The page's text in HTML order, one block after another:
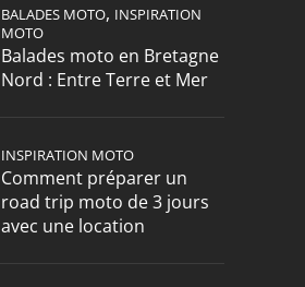
BALADES MOTO, INSPIRATION
MOTO
Balades moto en Bretagne
Nord : Entre Terre et Mer
INSPIRATION MOTO
Comment préparer un
road trip moto de 3 jours
avec une location